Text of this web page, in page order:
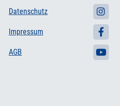
Datenschutz
Impressum
AGB